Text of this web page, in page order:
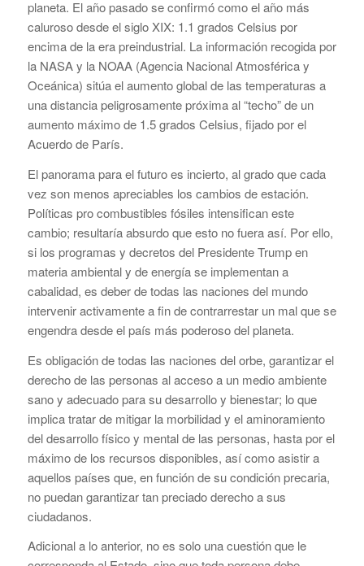
planeta. El año pasado se confirmó como el año más
caluroso desde el siglo XIX: 1.1 grados Celsius por
encima de la era preindustrial. La información recogida por
la NASA y la NOAA (Agencia Nacional Atmosférica y
Oceánica) sitúa el aumento global de las temperaturas a
una distancia peligrosamente próxima al “techo” de un
aumento máximo de 1.5 grados Celsius, fijado por el
Acuerdo de París.
El panorama para el futuro es incierto, al grado que cada
vez son menos apreciables los cambios de estación.
Políticas pro combustibles fósiles intensifican este
cambio; resultaría absurdo que esto no fuera así. Por ello,
si los programas y decretos del Presidente Trump en
materia ambiental y de energía se implementan a
cabalidad, es deber de todas las naciones del mundo
intervenir activamente a fin de contrarrestar un mal que se
engendra desde el país más poderoso del planeta.
Es obligación de todas las naciones del orbe, garantizar el
derecho de las personas al acceso a un medio ambiente
sano y adecuado para su desarrollo y bienestar; lo que
implica tratar de mitigar la morbilidad y el aminoramiento
del desarrollo físico y mental de las personas, hasta por el
máximo de los recursos disponibles, así como asistir a
aquellos países que, en función de su condición precaria,
no puedan garantizar tan preciado derecho a sus
ciudadanos.
Adicional a lo anterior, no es solo una cuestión que le